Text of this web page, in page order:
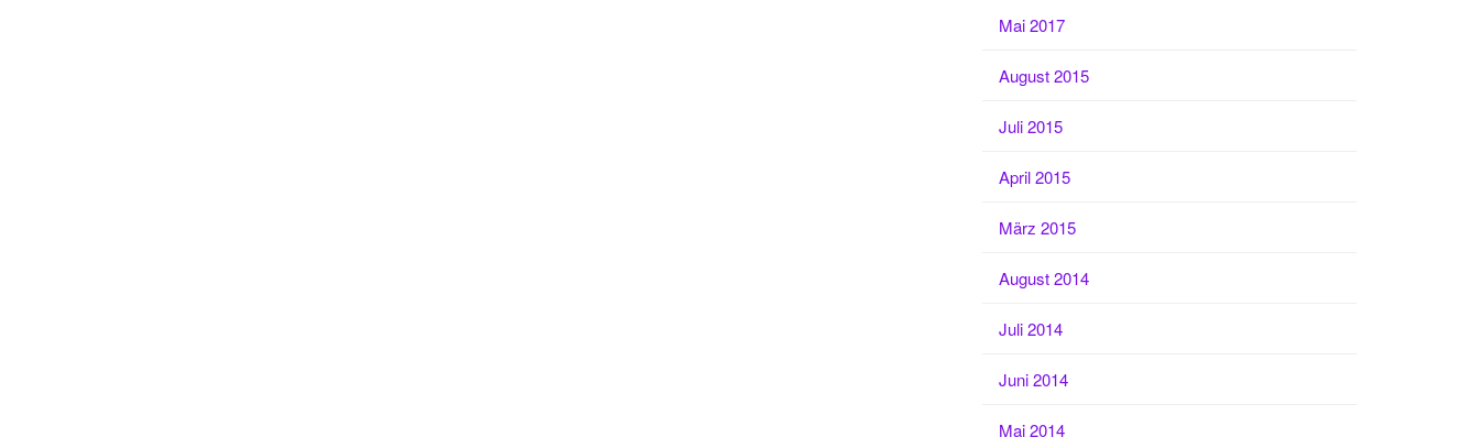
Mai 2017
August 2015
Juli 2015
April 2015
März 2015
August 2014
Juli 2014
Juni 2014
Mai 2014